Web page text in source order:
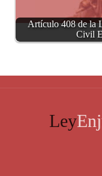
Artículo 408 de la
Civil
Ley